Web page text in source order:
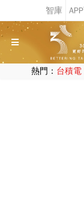
熱門： 台積電